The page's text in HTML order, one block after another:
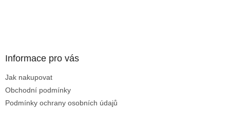
Informace pro vás
Jak nakupovat
Obchodní podmínky
Podmínky ochrany osobních údajů